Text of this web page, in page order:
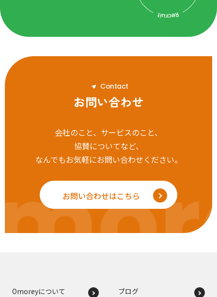
Contact
お問い合わせ
会社のこと、サービスのこと、
協賛についてなど、
なんでもお気軽にお問い合わせください。
お問い合わせはこちら
Omoreyについて ブログ